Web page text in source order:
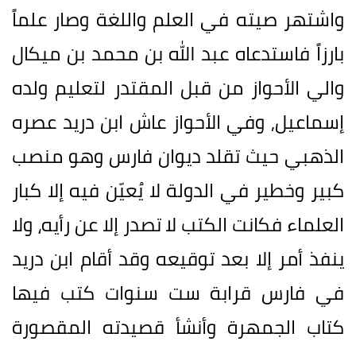
واشتهر صيته في العلم واللغة وصار علماً
بارزاً فاستدعاه عبد الله بن محمد بن ميكال
والي الأحواز من قبل المقتدر لتعليم ولده
إسماعيل, وفي الأحواز عاش ابن دريد عصره
الذهبي حيث تقلد ديوان فارس وهو منصب
كبير وخطير في الدولة لا يُعيّن فيه إلا كبار
العلماء فكانت الكتب لا تصدر إلا عن رأيه، ولا
ينفذ أمر إلا بعد توقيعه وقد أقام ابن دريد
في فارس قرابة ست سنوات كتب فيها
كتاب الجمهرة وأنشأ قصيدته المقصورة